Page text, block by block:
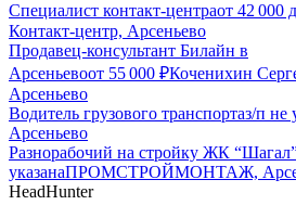
Специалист контакт-центраот 42 000
Контакт-центр, Арсеньево
Продавец-консультант Билайн в
Арсеньевоот 55 000 ₽Коченихин
Арсеньево
Водитель грузового транспортаз/п не
Арсеньево
Разнорабочий на стройку ЖК
указанаПРОМСТРОЙМОНТАЖ,
HeadHunter